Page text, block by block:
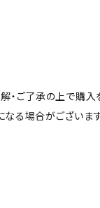
ご了承の上で購入
る場合がございま